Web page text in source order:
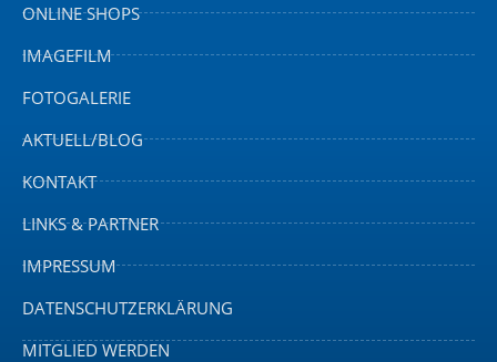
ONLINE SHOPS
IMAGEFILM
FOTOGALERIE
AKTUELL/BLOG
KONTAKT
LINKS & PARTNER
IMPRESSUM
DATENSCHUTZERKLÄRUNG
MITGLIED WERDEN